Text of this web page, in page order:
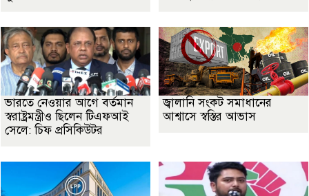
ভারতে নেওয়ার আগে বর্তমান
স্বরাষ্ট্রমন্ত্রীও ছিলেন টিএফআই
সেলে: চিফ প্রসিকিউটর
জ্বালানি সংকট সমাধানের
আশ্বাসে স্বস্তির আভাস